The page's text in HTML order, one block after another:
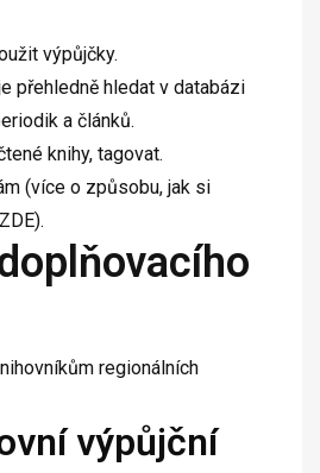
výpůjčky.
přehledně hledat v databázi
a článků.
knihy, tagovat.
(více o způsobu, jak si
regionálních
výpůjční